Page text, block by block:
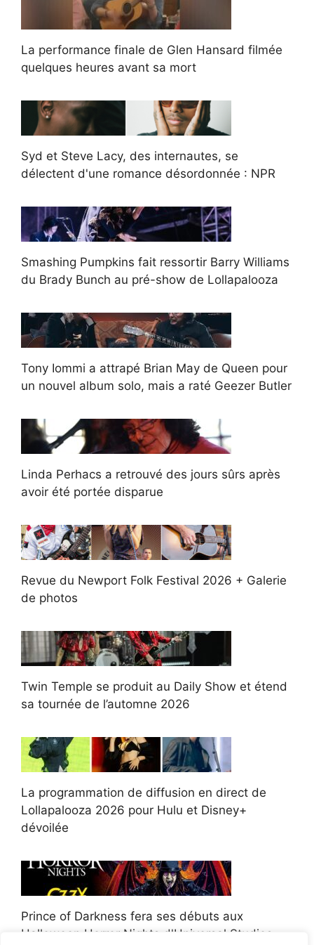
La performance finale de Glen Hansard filmée
quelques heures avant sa mort
Syd et Steve Lacy, des internautes, se
délectent d'une romance désordonnée : NPR
Smashing Pumpkins fait ressortir Barry Williams
du Brady Bunch au pré-show de Lollapalooza
Tony Iommi a attrapé Brian May de Queen pour
un nouvel album solo, mais a raté Geezer Butler
Linda Perhacs a retrouvé des jours sûrs après
avoir été portée disparue
Revue du Newport Folk Festival 2026 + Galerie
de photos
Twin Temple se produit au Daily Show et étend
sa tournée de l’automne 2026
La programmation de diffusion en direct de
Lollapalooza 2026 pour Hulu et Disney+
dévoilée
Prince of Darkness fera ses débuts aux
Halloween Horror Nights d'Universal Studios